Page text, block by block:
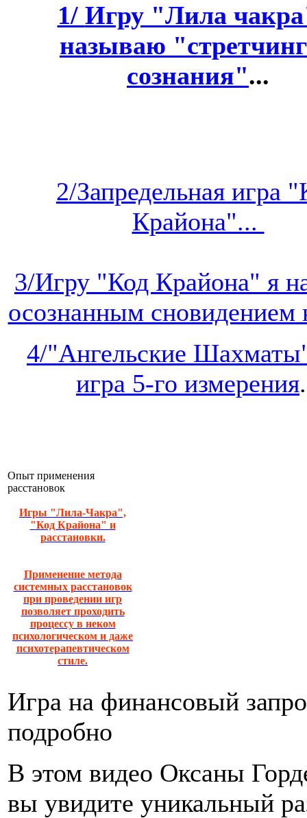
1/ Игру "Лила
называю
сознания"...
2/Запредельная игра
Крайона"...
3/Игру "Код Крайона" я
осознанным сновидением
4/"Ангельские
игра 5-го измерения
Опыт применения
расстановок
Игры "Лила-Чакра",
"Код Крайона" и
расстановки.
Применение метода
системных расстановок
при проведении игр
позволяет проходить
процессу в неком
психологическом и даже
психотерапевтическом
стиле.
Игра на финансовый
подробно
В этом видео Оксаны
вы увидите уникальный